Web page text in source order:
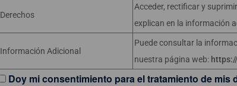
Derechos
Acceder, rectificar y
explican en la información
Información Adicional
Puede consultar la
nuestra página web:
Doy mi consentimiento para el tratamiento de mis